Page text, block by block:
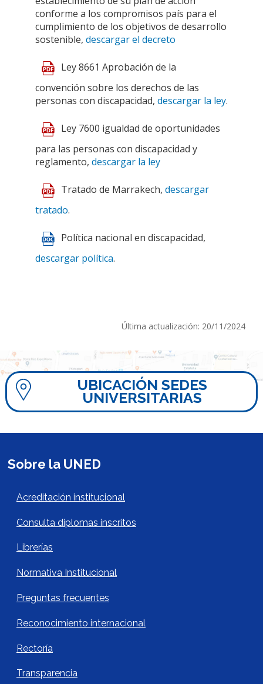
conforme a los compromisos país para el
cumplimiento de los objetivos de desarrollo
sostenible, descargar el decreto
Ley 8661 Aprobación de la
convención sobre los derechos de las
personas con discapacidad, descargar la ley.
Ley 7600 igualdad de oportunidades
para las personas con discapacidad y
reglamento, descargar la ley
Tratado de Marrakech, descargar
tratado.
Política nacional en discapacidad,
descargar política.
Última actualización: 20/11/2024
UBICACIÓN SEDES
UNIVERSITARIAS
Sobre la UNED
Acerca de la UNED Footer
Acreditación institucional
Consulta diplomas inscritos
Librerías
Normativa Institucional
Preguntas frecuentes
Reconocimiento internacional
Rectoría
Transparencia